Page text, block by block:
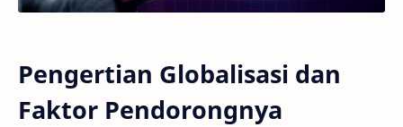
Pengertian Globalisasi dan
Faktor Pendorongnya